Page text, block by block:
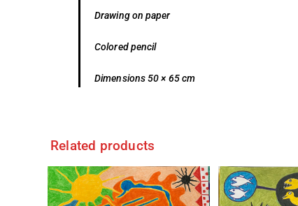
Drawing on paper
Colored pencil
Dimensions 50 × 65 cm
Related products